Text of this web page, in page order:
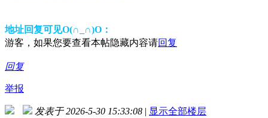
地址回复可见O(∩_∩)O：
游客，如果您要查看本帖隐藏内容请回复
回复
举报
发表于 2026-5-30 15:33:08 | 显示全部楼层